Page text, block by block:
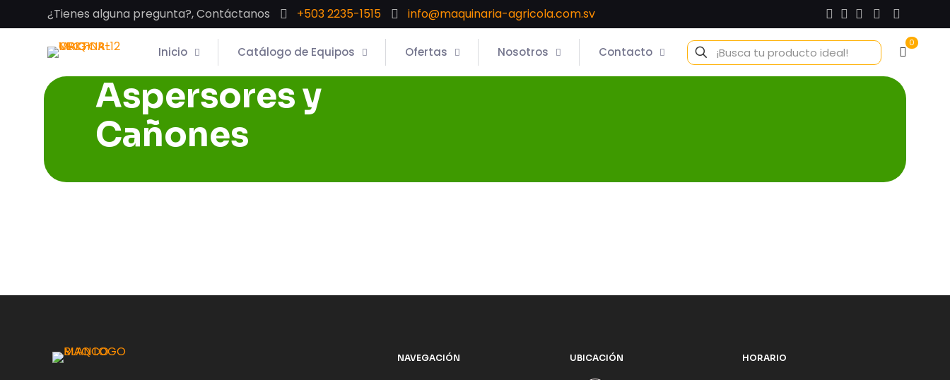
¿Tienes alguna pregunta?, Contáctanos +503 2235-1515 info@maquinaria-agricola.com.sv
Inicio Catálogo de Equipos Ofertas Nosotros Contacto
0
Aspersores y
Cañones
NAVEGACIÓN UBICACIÓN HORARIO